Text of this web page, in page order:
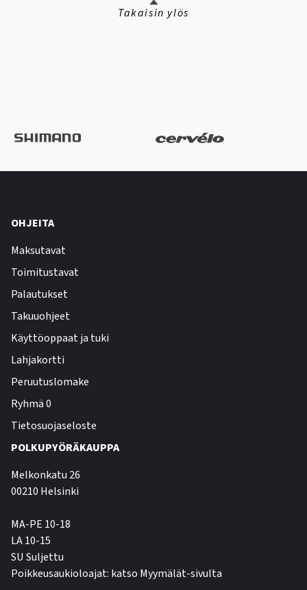
Takaisin ylös
OHJEITA
Maksutavat
Toimitustavat
Palautukset
Takuuohjeet
Käyttöoppaat ja tuki
Lahjakortti
Peruutuslomake
Ryhmä 0
Tietosuojaseloste
POLKUPYÖRÄKAUPPA
Melkonkatu 26
00210 Helsinki
MA-PE 10-18
LA 10-15
SU Suljettu
Poikkeusaukioloajat: katso Myymälät-sivulta